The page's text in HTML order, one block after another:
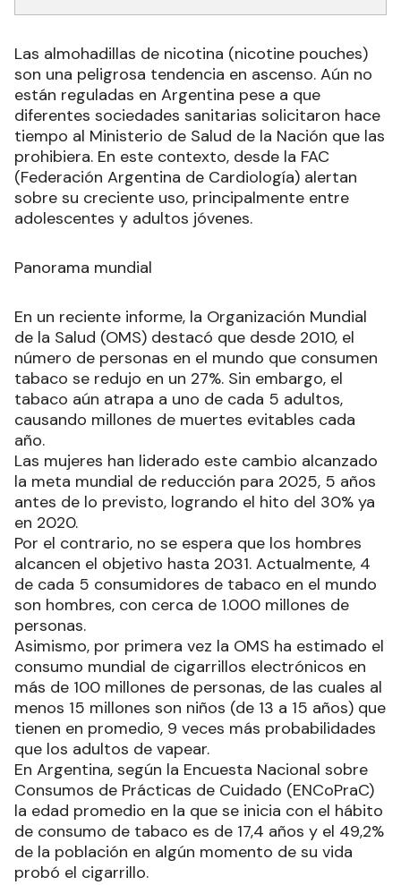
Las almohadillas de nicotina (nicotine pouches)
son una peligrosa tendencia en ascenso. Aún no
están reguladas en Argentina pese a que
diferentes sociedades sanitarias solicitaron hace
tiempo al Ministerio de Salud de la Nación que las
prohibiera. En este contexto, desde la FAC
(Federación Argentina de Cardiología) alertan
sobre su creciente uso, principalmente entre
adolescentes y adultos jóvenes.
Panorama mundial
En un reciente informe, la Organización Mundial
de la Salud (OMS) destacó que desde 2010, el
número de personas en el mundo que consumen
tabaco se redujo en un 27%. Sin embargo, el
tabaco aún atrapa a uno de cada 5 adultos,
causando millones de muertes evitables cada
año.
Las mujeres han liderado este cambio alcanzado
la meta mundial de reducción para 2025, 5 años
antes de lo previsto, logrando el hito del 30% ya
en 2020.
Por el contrario, no se espera que los hombres
alcancen el objetivo hasta 2031. Actualmente, 4
de cada 5 consumidores de tabaco en el mundo
son hombres, con cerca de 1.000 millones de
personas.
Asimismo, por primera vez la OMS ha estimado el
consumo mundial de cigarrillos electrónicos en
más de 100 millones de personas, de las cuales al
menos 15 millones son niños (de 13 a 15 años) que
tienen en promedio, 9 veces más probabilidades
que los adultos de vapear.
En Argentina, según la Encuesta Nacional sobre
Consumos de Prácticas de Cuidado (ENCoPraC)
la edad promedio en la que se inicia con el hábito
de consumo de tabaco es de 17,4 años y el 49,2%
de la población en algún momento de su vida
probó el cigarrillo.